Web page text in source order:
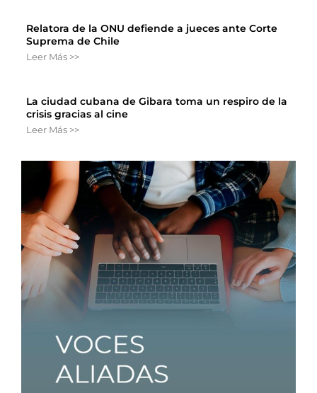
Relatora de la ONU defiende a jueces ante Corte
Suprema de Chile
Leer Más >>
La ciudad cubana de Gibara toma un respiro de la
crisis gracias al cine
Leer Más >>